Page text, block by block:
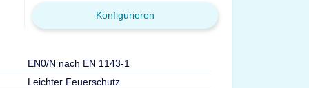
Konfigurieren
EN0/N nach EN 1143-1
Leichter Feuerschutz